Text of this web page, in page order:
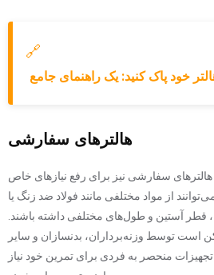
🔗
خود پاک کنید: یک راهنمای جامع
هالترهای سفارشی
هالترهای سفارشی نیز برای رفع نیازهای خاص
از مواد مختلفی مانند فولاد ضد زنگ یا
قطر آستین و طول‌های مختلفی داشته باشند.
است توسط وزنه‌برداران، بدنسازان و سایر
منحصر به فردی برای تمرین خود نیاز